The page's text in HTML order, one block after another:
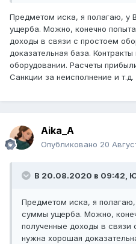
Предметом иска, я полагаю, у
ущерба. Можно, конечно
доходы в связи с простоем
доказательная база.
оборудовании. Расчеты
Санкции за неисполнение и т.д.
Aika_A
Опубликовано 20
В 20.08.2020 в 09:42,
Предметом иска, я
суммы ущерба. Можно,
полученные доходы в связи
нужна хорошая